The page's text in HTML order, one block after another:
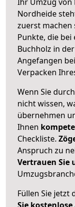
Nordheide
zuerst machen
Punkte, die bei
Buchholz in
Angefangen
Verpacken
Wenn Sie
nicht wissen,
übernehmen
Ihnen
Checkliste.
Anspruch zu
Vertrauen Sie
Füllen Sie jetzt